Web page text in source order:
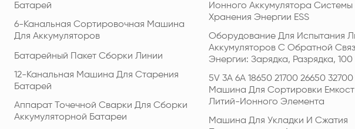
Батарей
6-Канальная Сортировочная Машина
Для Аккумуляторов
Батарейный Пакет Сборки Линии
12-Канальная Машина Для Старения
Батарей
Аппарат Точечной Сварки Для Сборки
Аккумуляторной Батареи
Ионного Аккумулятора Системы
Хранения Энергии ESS
Оборудование Для Испытания
Аккумуляторов С Обратной
Энергии: Зарядка, Разрядка,
5V 3A 6A 18650 21700 26650 32700
Машина Для Сортировки
Литий-Ионного Элемента
Машина Для Укладки И Сжатия